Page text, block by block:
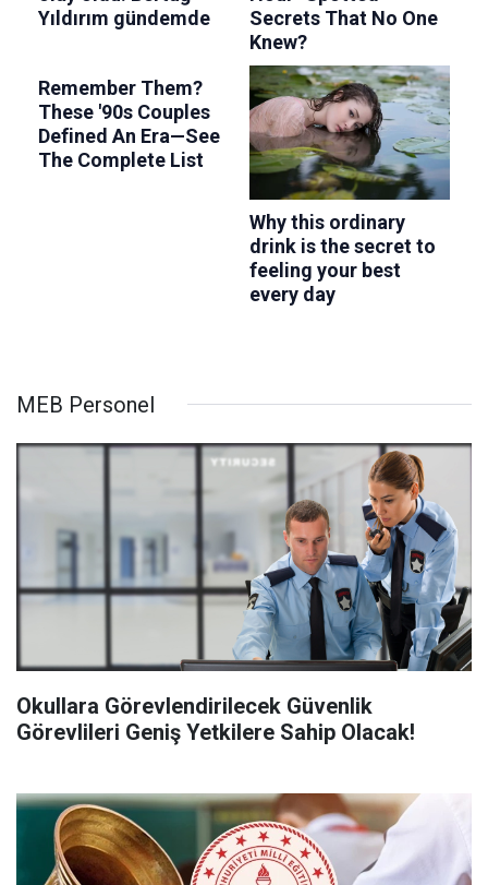
MEB Personel
Okullara Görevlendirilecek Güvenlik
Görevlileri Geniş Yetkilere Sahip Olacak!